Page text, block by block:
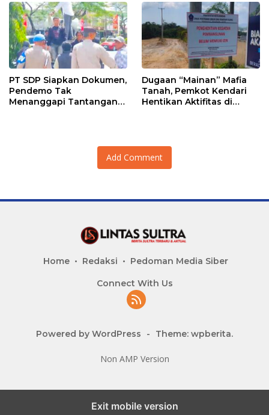
PT SDP Siapkan Dokumen,
Pendemo Tak
Menanggapi Tantangan
Dugaan “Mainan” Mafia
Tanah, Pemkot Kendari
Hentikan Aktifitas di
Add Comment
Home Redaksi Pedoman Media Siber
Connect With Us
Powered by WordPress - Theme: wpberita.
Non AMP Version
Exit mobile version